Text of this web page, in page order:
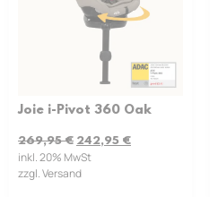
Joie i-Pivot 360 Oak
269,95€ 242,95 €
inkl. 20% MwSt
zzgl. Versand